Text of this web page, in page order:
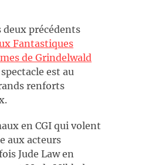
deux précédents
Fantastiques
de Grindelwald
est au
renforts
en CGI qui volent
aux acteurs
Jude Law en